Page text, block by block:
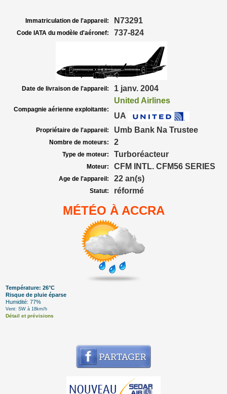
Immatriculation de l'appareil: N73291
Code IATA du modèle d'aéronef: 737-824
Date de livraison de l'appareil: 1 janv. 2004
Compagnie aérienne exploitante:
United Airlines
UA
Propriétaire de l'appareil: Umb Bank Na Trustee
Nombre de moteurs: 2
Type de moteur: Turboréacteur
Moteur: CFM INTL. CFM56 SERIES
Age de l'appareil: 22 an(s)
Statut: réformé
MÉTÉO À ACCRA
Température: 26°C
Risque de pluie éparse
Humidité: 77%
Vent: SW à 18km/h
Détail et prévisions